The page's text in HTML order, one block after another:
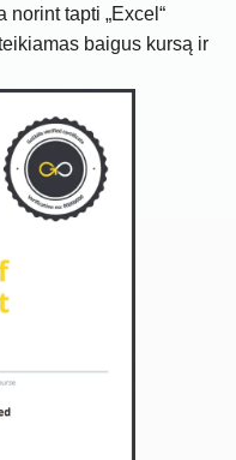
norint tapti „Excel“
baigus kursą ir